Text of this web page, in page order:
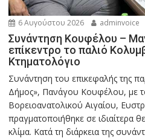
6 Αυγούστου 2026 adminvoice
Συνάντηση Κουφέλου –
επίκεντρο το παλιό
Κτηματολόγιο
Συνάντηση του επικεφαλής της
Δήμος», Πανάγου Κουφέλου, με
Βορειοανατολικού Αιγαίου,
πραγματοποιήθηκε σε ιδιαίτερα
κλίμα. Κατά τη διάρκεια της